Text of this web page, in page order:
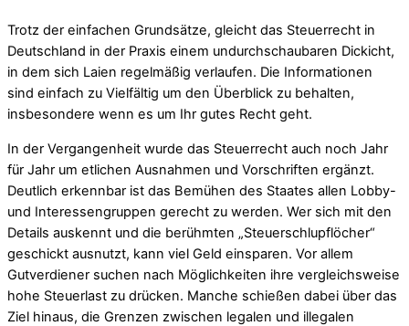
Trotz der einfachen Grundsätze, gleicht das Steuerrecht in
Deutschland in der Praxis einem undurchschaubaren Dickicht,
in dem sich Laien regelmäßig verlaufen. Die Informationen
sind einfach zu Vielfältig um den Überblick zu behalten,
insbesondere wenn es um Ihr gutes Recht geht.
In der Vergangenheit wurde das Steuerrecht auch noch Jahr
für Jahr um etlichen Ausnahmen und Vorschriften ergänzt.
Deutlich erkennbar ist das Bemühen des Staates allen Lobby-
und Interessengruppen gerecht zu werden. Wer sich mit den
Details auskennt und die berühmten „Steuerschlupflöcher“
geschickt ausnutzt, kann viel Geld einsparen. Vor allem
Gutverdiener suchen nach Möglichkeiten ihre vergleichsweise
hohe Steuerlast zu drücken. Manche schießen dabei über das
Ziel hinaus, die Grenzen zwischen legalen und illegalen